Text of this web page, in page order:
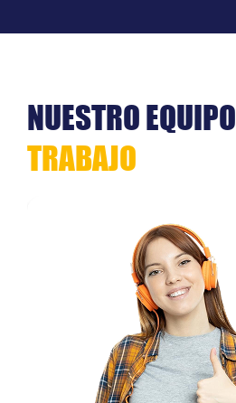
NUESTRO EQUIPO
TRABAJO